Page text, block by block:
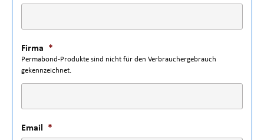
Firma *
Permabond-Produkte sind nicht für den Verbrauchergebrauch
gekennzeichnet.
Email *